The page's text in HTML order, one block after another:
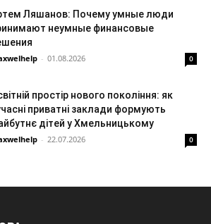
Ляшанов: Почему умные люди
неумные финансовые
- 01.08.2026 0
простір нового покоління: як
приватні заклади формують
дітей у Хмельницькому
- 22.07.2026 0